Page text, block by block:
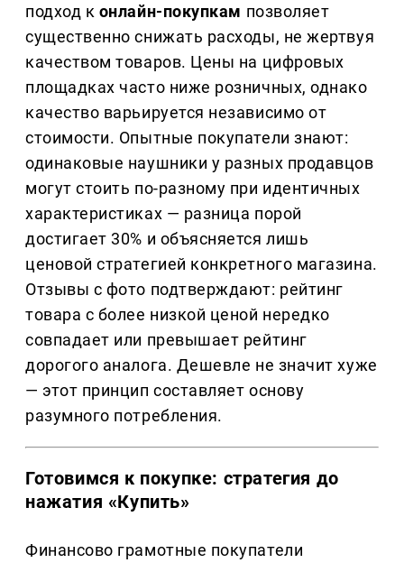
подход к онлайн-покупкам позволяет
существенно снижать расходы, не жертвуя
качеством товаров. Цены на цифровых
площадках часто ниже розничных, однако
качество варьируется независимо от
стоимости. Опытные покупатели знают:
одинаковые наушники у разных продавцов
могут стоить по-разному при идентичных
характеристиках — разница порой
достигает 30% и объясняется лишь
ценовой стратегией конкретного магазина.
Отзывы с фото подтверждают: рейтинг
товара с более низкой ценой нередко
совпадает или превышает рейтинг
дорогого аналога. Дешевле не значит хуже
— этот принцип составляет основу
разумного потребления.
Готовимся к покупке: стратегия до
нажатия «Купить»
Финансово грамотные покупатели